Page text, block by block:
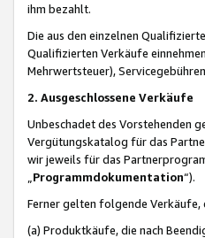
ihm bezahlt.
Die aus den einzelnen
Qualifizierten Verkäufe
Mehrwertsteuer),
2. Ausgeschlossene Verkäufe
Unbeschadet des Vorstehenden
Vergütungskatalog für das
wir jeweils für das
Programmdokumentation“).
Ferner gelten folgende
(a) Produktkäufe, die nach